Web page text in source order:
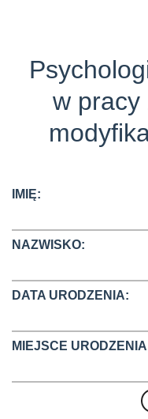
w pracy
IMIĘ:
NAZWISKO:
DATA URODZENIA:
MIEJSCE